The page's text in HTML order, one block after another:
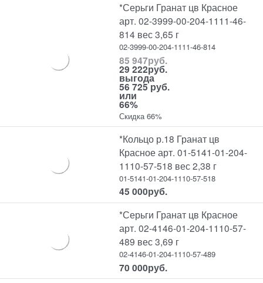
*Серьги Гранат цв Красное
арт. 02-3999-00-204-1111-46-
814 вес 3,65 г
02-3999-00-204-1111-46-814
85 947руб.
29 222руб.
выгода
56 725 руб.
или
66%
Скидка 66%
*Кольцо р.18 Гранат цв
Красное арт. 01-5141-01-204-
1110-57-518 вес 2,38 г
01-5141-01-204-1110-57-518
45 000руб.
*Серьги Гранат цв Красное
арт. 02-4146-01-204-1110-57-
489 вес 3,69 г
02-4146-01-204-1110-57-489
70 000руб.